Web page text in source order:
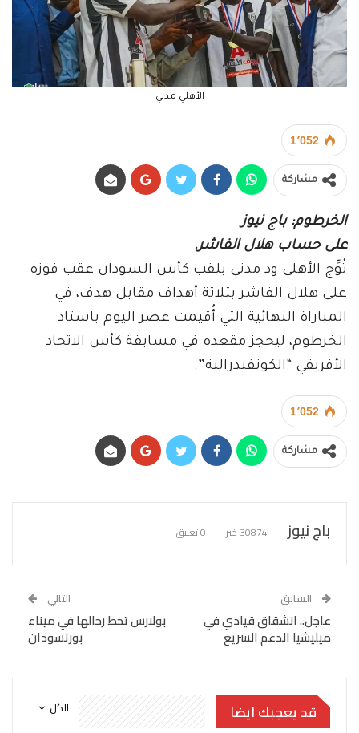
الأهلي مدني
1٬052
مشاركة
الخرطوم: باج نيوز
على حساب هلال الفاشر.
تُوِّج الأهلي ود مدني بلقب كأس السودان عقب فوزه
على هلال الفاشر بثلاثة أهداف مقابل هدف، في
المباراة النهائية التي أُقيمت عصر اليوم باستاد
الخرطوم، ليحجز مقعده في مسابقة كأس الاتحاد
الأفريقي “الكونفيدرالية”.
1٬052
مشاركة
باج نيوز 30874 خبر 0 تعليق
السابق
عاجل.. انشقاق قيادي في
ميليشيا الدعم السريع
التالي
بولارس تحط رحالها في ميناء
بورتسودان
الكل قد يعجبك ايضا